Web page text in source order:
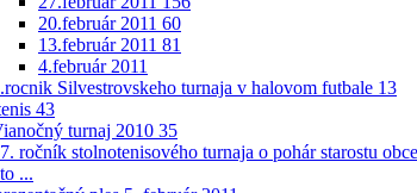
20.február 2011 60
13.február 2011 81
4.február 2011
Silvestrovskeho turnaja v halovom futbale 13
43
turnaj 2010 35
ročník stolnotenisového turnaja o pohár starostu
...